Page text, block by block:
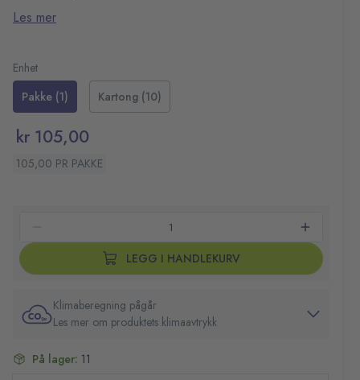
å glemme bruke bøtte, vann og såpe.
Engangsvåtmoppen vasker enkelt skjoldefritt på fliser, og
er spesielt god på baderomsmuss. Passer til Jif Mopp og
Pakke med 10 engangsmopper
Fare- og sikkerhetsinformasjon: EUH208,
allergisk reaksjon.
Les mer
Enhet
Pakke (1)
Kartong (10)
kr 105,00
105,00 PR PAKKE
LEGG I HANDLEKURV
Klimaberegning pågår
Les mer om produktets klimaavtrykk
På lager: 11